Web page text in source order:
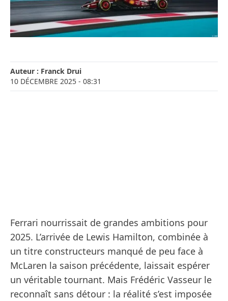
Auteur : Franck Drui
10 DÉCEMBRE 2025 - 08:31
Ferrari nourrissait de grandes ambitions pour
2025. L’arrivée de Lewis Hamilton, combinée à
un titre constructeurs manqué de peu face à
McLaren la saison précédente, laissait espérer
un véritable tournant. Mais Frédéric Vasseur le
reconnaît sans détour : la réalité s’est imposée